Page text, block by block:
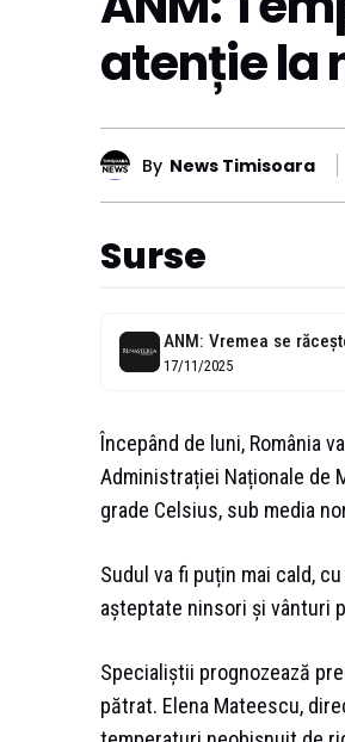
atenție la
By News Timisoara
Surse
17/11/2025
Începând de luni, România
Administrației Naționale de
grade Celsius, sub media
Sudul va fi puțin mai cald,
așteptate ninsori și vânturi
Specialiștii prognozează
pătrat. Elena Mateescu,